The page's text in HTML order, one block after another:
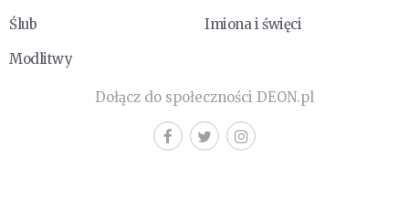
Ślub
Imiona i święci
Modlitwy
Dołącz do społeczności DEON.pl